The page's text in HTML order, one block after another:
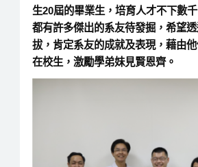
生20屆的畢業生，培育人才不下數
都有許多傑出的系友待發掘，希望
拔，肯定系友的成就及表現，藉由
在校生，激勵學弟妹見賢恩齊。